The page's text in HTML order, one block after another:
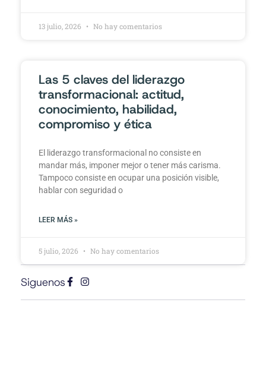
13 julio, 2026 No hay comentarios
Las 5 claves del liderazgo
transformacional: actitud,
conocimiento, habilidad,
compromiso y ética
El liderazgo transformacional no consiste en
mandar más, imponer mejor o tener más carisma.
Tampoco consiste en ocupar una posición visible,
hablar con seguridad o
LEER MÁS »
5 julio, 2026 No hay comentarios
Siguenos